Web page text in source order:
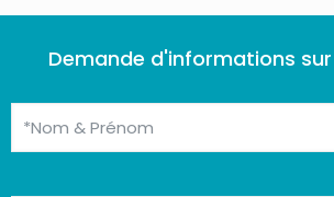
Demande d'informations